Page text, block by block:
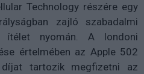
Technology részére egy
zajló szabadalmi
ítélet nyomán. A londoni
értelmében az Apple 502
tartozik megfizetni az